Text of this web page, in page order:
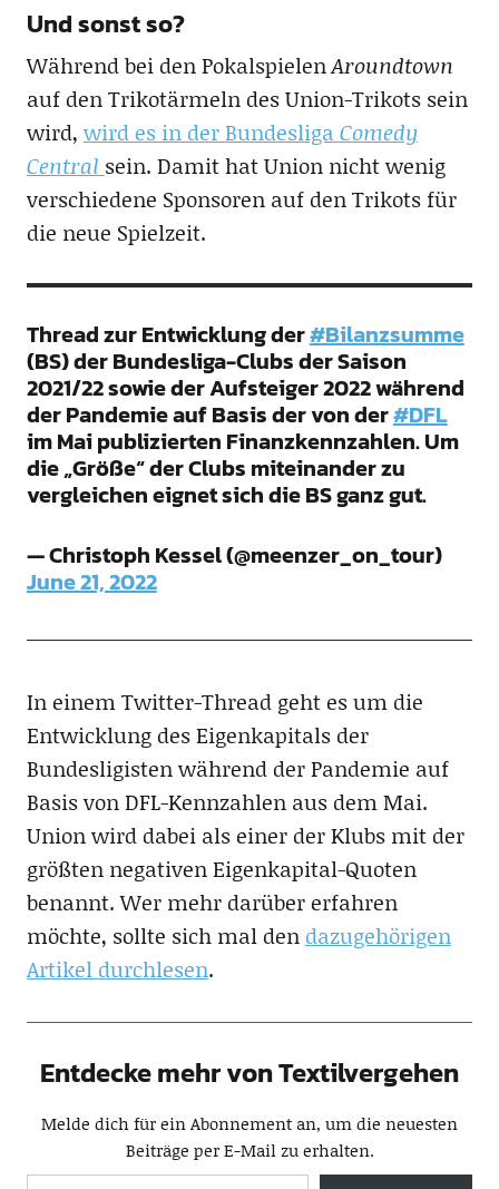
Und sonst so?
Während bei den PokalspielenAroundtown
auf den Trikotärmeln des Union-Trikots sein
wird, wird es in der BundesligaComedy
Central sein. Damit hat Union nicht wenig
verschiedene Sponsoren auf den Trikots für
die neue Spielzeit.
Thread zur Entwicklung der#Bilanzsumme
(BS) der Bundesliga-Clubs der Saison
2021/22 sowie der Aufsteiger 2022 während
der Pandemie auf Basis der von der#DFL
im Mai publizierten Finanzkennzahlen. Um
die „Größe“ der Clubs miteinander zu
vergleichen eignet sich die BS ganz gut.
— Christoph Kessel (@meenzer_on_tour)
June 21, 2022
In einem Twitter-Thread geht es um die
Entwicklung des Eigenkapitals der
Bundesligisten während der Pandemie auf
Basis von DFL-Kennzahlen aus dem Mai.
Union wird dabei als einer der Klubs mit der
größten negativen Eigenkapital-Quoten
benannt. Wer mehr darüber erfahren
möchte, sollte sich mal den dazugehörigen
Artikel durchlesen.
Entdecke mehr von Textilvergehen
Melde dich für ein Abonnement an, um die neuesten
Beiträge per E-Mail zu erhalten.